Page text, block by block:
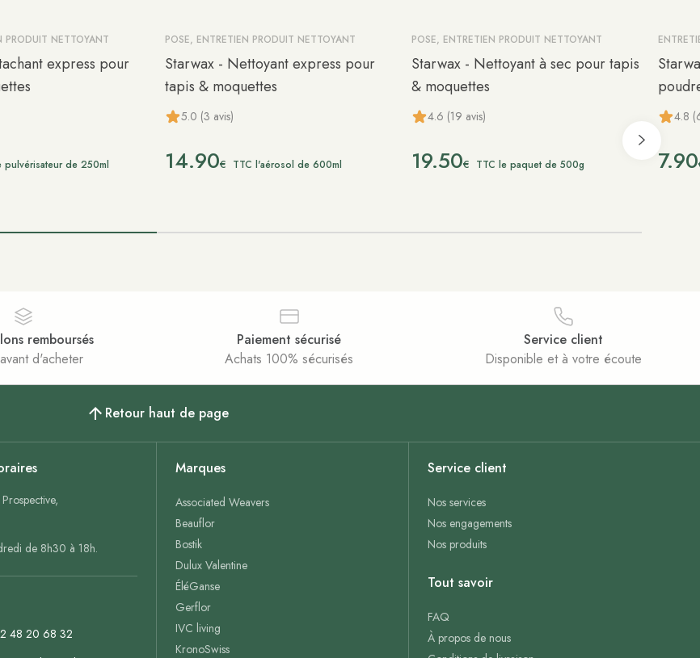
PRODUIT NETTOYANT
express pour
pulvérisateur de 250ml
POSE, ENTRETIEN PRODUIT NETTOYANT
Starwax - Nettoyant express pour
tapis & moquettes
5.0 (3 avis)
14.90€ TTC l'aérosol de 600ml
POSE, ENTRETIEN PRODUIT NETTOYANT
Starwax - Nettoyant à sec pour tapis
& moquettes
4.6 (19 avis)
19.50€ TTC le paquet de 500g
4.8
7.90
remboursés
d'acheter
Paiement sécurisé
Achats 100% sécurisés
Service client
Disponible et à votre écoute
Retour haut de page
de 8h30 à 18h.
48 20 68 32
Marques
Associated Weavers
Beauflor
Bostik
Dulux Valentine
ÉléGanse
Gerflor
IVC living
KronoSwiss
Service client
Nos services
Nos engagements
Nos produits
Tout savoir
FAQ
À propos de nous